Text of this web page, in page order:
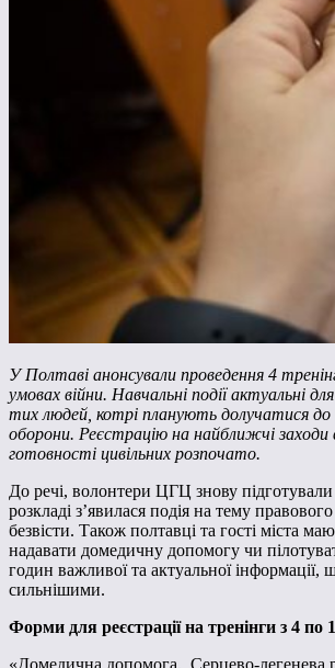
У Полтаві анонсували проведення 4
умовах війни. Навчальні події актуальні для
тих людей, котрі планують долучатися
оборони. Реєстрацію на найближчі заходи
готовності цивільних розпочато.
До речі, волонтери ЦГЦ знову
розкладі з’явилася подія на тему
безвісти. Також полтавці та гості міста
надавати домедичну допомогу чи
годин важливої та актуальної інформації,
сильнішими.
Форми для реєстрації на тренінги з 4 по
«Домедична допомога. Серцево-легенева